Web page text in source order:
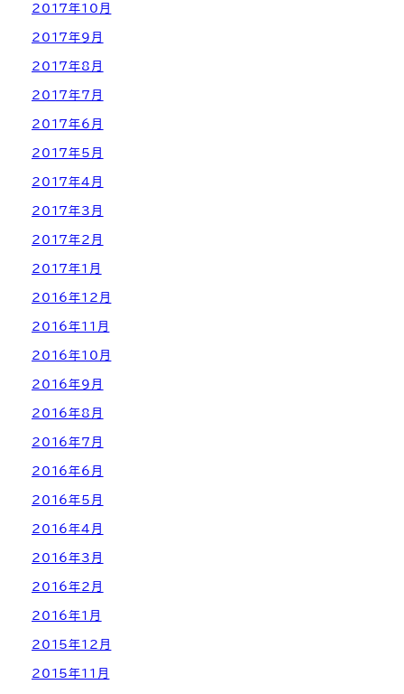
2017年10月
2017年9月
2017年8月
2017年7月
2017年6月
2017年5月
2017年4月
2017年3月
2017年2月
2017年1月
2016年12月
2016年11月
2016年10月
2016年9月
2016年8月
2016年7月
2016年6月
2016年5月
2016年4月
2016年3月
2016年2月
2016年1月
2015年12月
2015年11月